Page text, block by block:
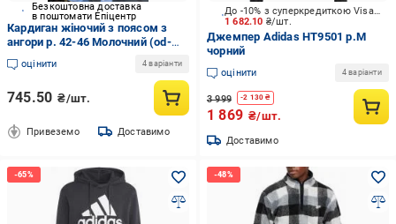
Безкоштовна доставка
в поштомати Епіцентр
Кардиган жіночий з поясом з
ангори р. 42-46 Молочний (od-
11122-4)
оцінити 4 варіанти
745.50 ₴/шт.
Привеземо Доставимо
1 682.10 ₴/шт.
До -10% з суперкредиткою Visa Вигода
Джемпер Adidas HT9501 р.M
чорний
оцінити 4 варіанти
3 999 -2 130 ₴
1 869 ₴/шт.
Доставимо